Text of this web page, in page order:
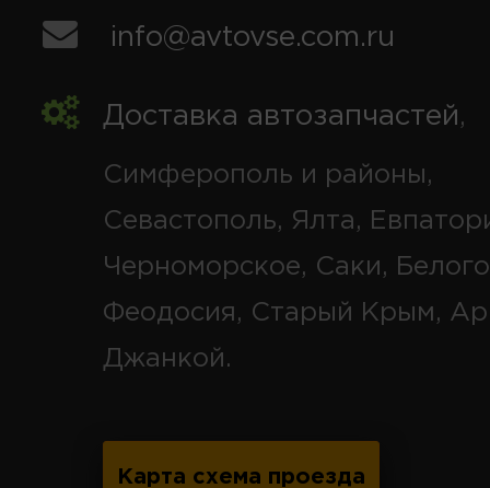
info@avtovse.com.ru
Доставка автозапчастей,
Симферополь и районы,
Севастополь, Ялта,
Черноморское, Саки,
Феодосия, Старый Крым,
Джанкой.
Карта схема проезда